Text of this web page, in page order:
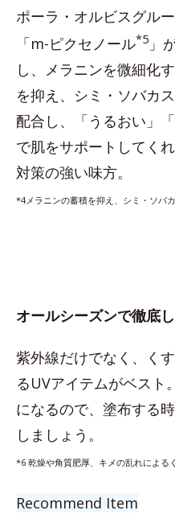
ポーラ・オルビスグル
「m-ピクセノール*5 」
し、メラニンを微細化
を抑え、シミ・ソバカ
配合し、「うるおい」
で肌をサポートしてく
対策の強い味方。
*4メラニンの蓄積を抑え、シミ・ソバ
オールシーズンで徹底
紫外線だけでなく、く
るUVアイテムがベスト
になるので、塗布する
しましょう。
*6 乾燥や角質肥厚、キメの乱れによる
Recommend Item